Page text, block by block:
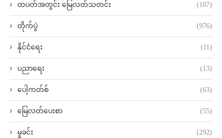
တပတ်အတွင်း မြေလတ်သတင်း (107)
တိုက်ပွဲ (976)
နိုင်ငံရေး (11)
ပညာရေး (13)
ပေါ့ကတ်စ် (63)
မြေလတ်ပေးစာ (55)
မှုခင်း (292)